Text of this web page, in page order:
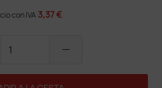
con IVA 3,37 €
remove